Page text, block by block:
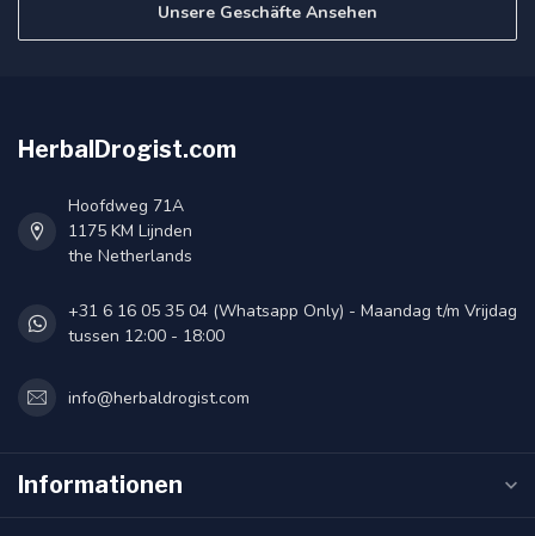
Unsere Geschäfte Ansehen
HerbalDrogist.com
Hoofdweg 71A
1175 KM Lijnden
the Netherlands
+31 6 16 05 35 04 (Whatsapp Only) - Maandag t/m Vrijdag
tussen 12:00 - 18:00
info@herbaldrogist.com
Informationen